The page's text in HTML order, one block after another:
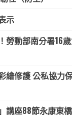
示
勞動部南分署16
繪修護 公私協力
講座88節永康東